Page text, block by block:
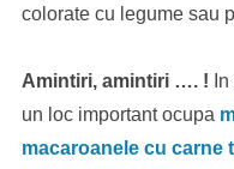
colorate cu legume sau
Amintiri, amintiri …. !
un loc important ocupa
macaroanele cu carne